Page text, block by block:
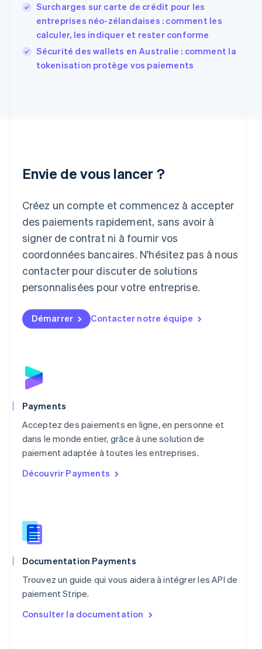
Surcharges sur carte de crédit pour les
entreprises néo-zélandaises : comment les
calculer, les indiquer et rester conforme
Sécurité des wallets en Australie : comment la
tokenisation protège vos paiements
Envie de vous lancer ?
Créez un compte et commencez à accepter
des paiements rapidement, sans avoir à
signer de contrat ni à fournir vos
coordonnées bancaires. N'hésitez pas à nous
contacter pour discuter de solutions
personnalisées pour votre entreprise.
Démarrer Contacter notre équipe
Payments
Acceptez des paiements en ligne, en personne et
dans le monde entier, grâce à une solution de
paiement adaptée à toutes les entreprises.
Découvrir Payments
Documentation Payments
Trouvez un guide qui vous aidera à intégrer les API de
paiement Stripe.
Consulter la documentation
France
FrançaisEnglish
Gibraltar
English
Grèce
English
Japon
Lettonie
Liechtenstein
Deutsch English
Lituanie
Luxembourg
FrançaisDeutsch English
English简体中文
Malte
Norvège
English
English
NederlandsEnglish
Pologne
English
PortuguêsEnglish
English
Roumanie
Royaume-Uni
Singapour
English简体中文
English